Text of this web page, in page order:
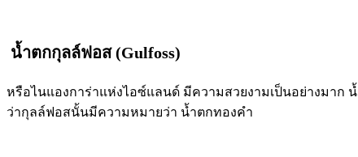
น้ำตกกุลล์ฟอส (Gulfoss)
หรือไนแองการ่าแห่งไอซ์แลนด์ มีความสวยงามเป็นอย่างมาก
ว่ากุลล์ฟอสนั้นมีความหมายว่า น้ำตกทองคำ